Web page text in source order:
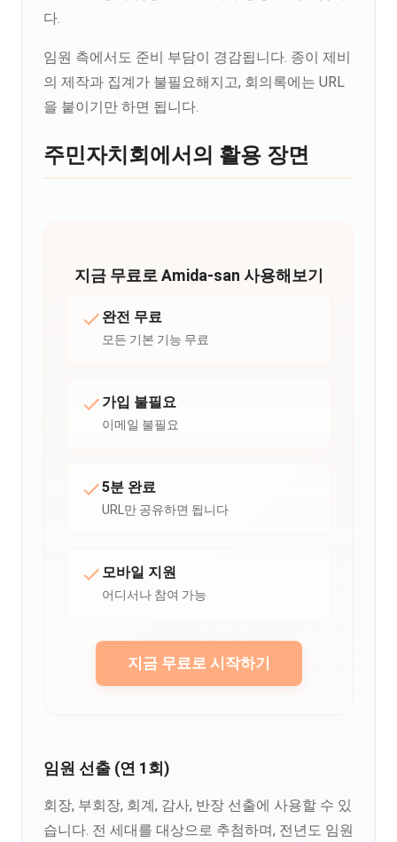
다.
임원 측에서도 준비 부담이 경감됩니다. 종이 제비
의 제작과 집계가 불필요해지고, 회의록에는 URL
을 붙이기만 하면 됩니다.
주민자치회에서의 활용 장면
지금 무료로 Amida-san 사용해보기
완전 무료
모든 기본 기능 무료
가입 불필요
이메일 불필요
5분 완료
URL만 공유하면 됩니다
모바일 지원
어디서나 참여 가능
지금 무료로 시작하기
임원 선출 (연 1회)
회장, 부회장, 회계, 감사, 반장 선출에 사용할 수 있
습니다. 전 세대를 대상으로 추첨하며, 전년도 임원